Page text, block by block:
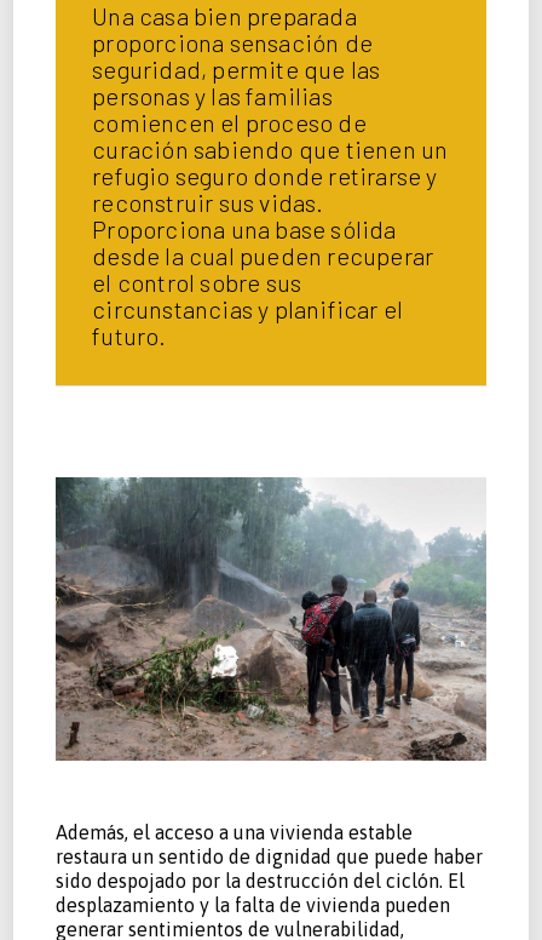
Una casa bien preparada
proporciona sensación de
seguridad, permite que las
personas y las familias
comiencen el proceso de
curación sabiendo que tienen un
refugio seguro donde retirarse y
reconstruir sus vidas.
Proporciona una base sólida
desde la cual pueden recuperar
el control sobre sus
circunstancias y planificar el
futuro.
Además, el acceso a una vivienda estable
restaura un sentido de dignidad que puede haber
sido despojado por la destrucción del ciclón. El
desplazamiento y la falta de vivienda pueden
generar sentimientos de vulnerabilidad,